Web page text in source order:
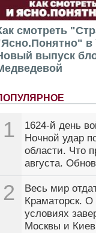
смотреть
в
выпуск
1
1624-й день
Ночной удар
области. Что
августа.
2
Весь мир
Краматорск. О
условиях
Москвы и